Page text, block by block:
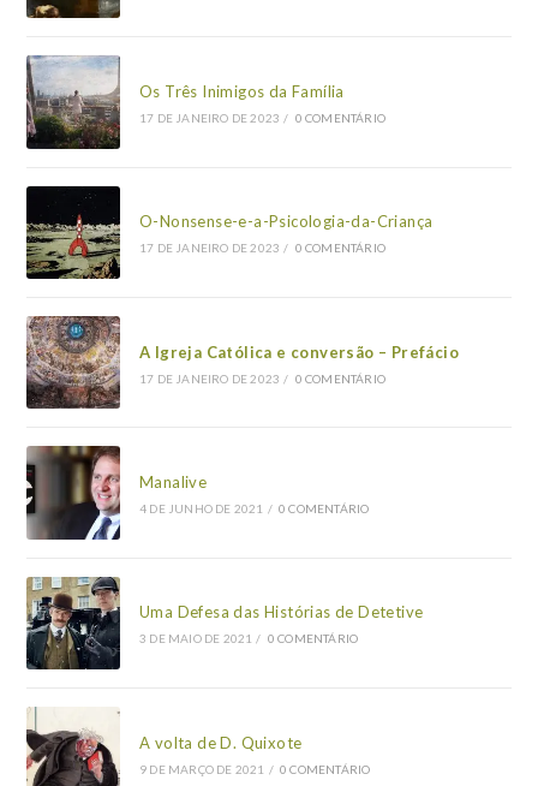
Os Três Inimigos da Família
17 DE JANEIRO DE 2023 / 0 COMENTÁRIO
O-Nonsense-e-a-Psicologia-da-Criança
17 DE JANEIRO DE 2023 / 0 COMENTÁRIO
A Igreja Católica e conversão – Prefácio
17 DE JANEIRO DE 2023 / 0 COMENTÁRIO
Manalive
4 DE JUNHO DE 2021 / 0 COMENTÁRIO
Uma Defesa das Histórias de Detetive
3 DE MAIO DE 2021 / 0 COMENTÁRIO
A volta de D. Quixote
9 DE MARÇO DE 2021 / 0 COMENTÁRIO